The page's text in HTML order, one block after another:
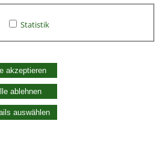
Statistik
akzeptieren
ablehnen
auswählen